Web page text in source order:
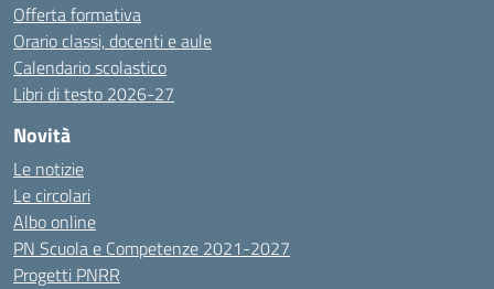
Offerta formativa
Orario classi, docenti e aule
Calendario scolastico
Libri di testo 2026-27
Novità
Le notizie
Le circolari
Albo online
PN Scuola e Competenze 2021-2027
Progetti PNRR